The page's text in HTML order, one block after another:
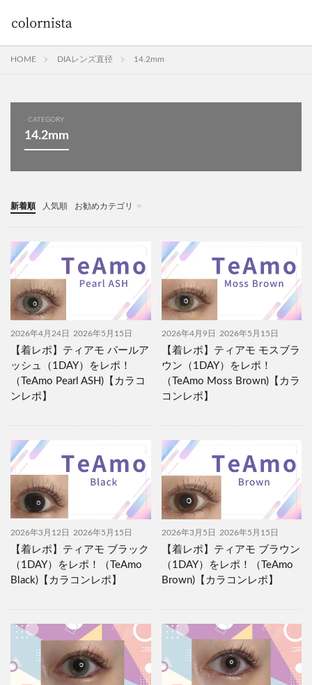
HOME DIAレンズ直径 14.2mm
CATEGORY
14.2mm
新着順 人気順 お勧めカテゴリ
Uncategorized
2026年4月24日 2026年5月15日
【着レポ】ティアモ パールア
ッシュ（1DAY）をレポ！
（TeAmo Pearl ASH)【カラコ
ンレポ】
2026年4月9日 2026年5月15日
【着レポ】ティアモ モスブラ
ウン（1DAY）をレポ！
（TeAmo Moss Brown)【カラ
コンレポ】
2026年3月12日 2026年5月15日
【着レポ】ティアモ ブラック
（1DAY）をレポ！（TeAmo
Black)【カラコンレポ】
2026年3月5日 2026年5月15日
【着レポ】ティアモ ブラウン
（1DAY）をレポ！（TeAmo
Brown)【カラコンレポ】